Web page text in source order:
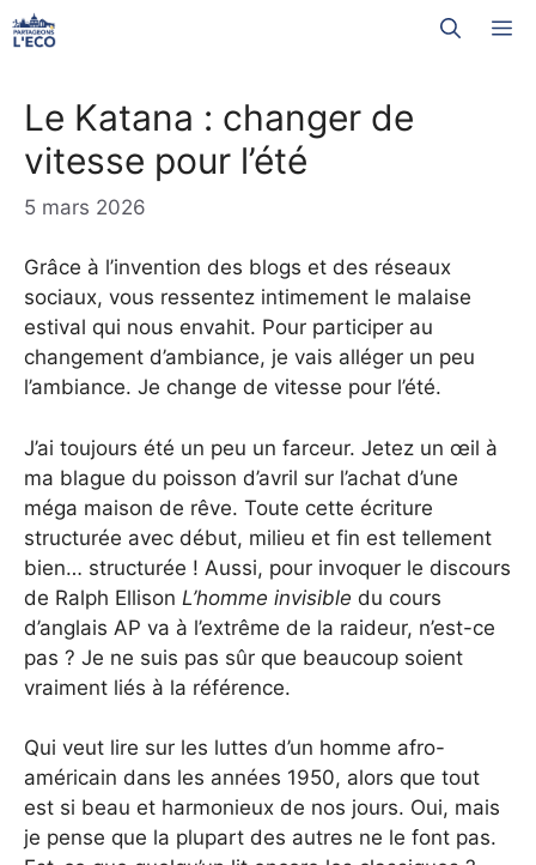
Aller
au
Le Katana : changer de
vitesse pour l’été
5 mars 2026
Grâce à l’invention des blogs et des réseaux
sociaux, vous ressentez intimement le malaise
estival qui nous envahit. Pour participer au
changement d’ambiance, je vais alléger un peu
l’ambiance. Je change de vitesse pour l’été.
J’ai toujours été un peu un farceur. Jetez un œil à
ma blague du poisson d’avril sur l’achat d’une
méga maison de rêve. Toute cette écriture
structurée avec début, milieu et fin est tellement
bien… structurée ! Aussi, pour invoquer le discours
de Ralph Ellison L’homme invisible du cours
d’anglais AP va à l’extrême de la raideur, n’est-ce
pas ? Je ne suis pas sûr que beaucoup soient
vraiment liés à la référence.
Qui veut lire sur les luttes d’un homme afro-
américain dans les années 1950, alors que tout
est si beau et harmonieux de nos jours. Oui, mais
je pense que la plupart des autres ne le font pas.